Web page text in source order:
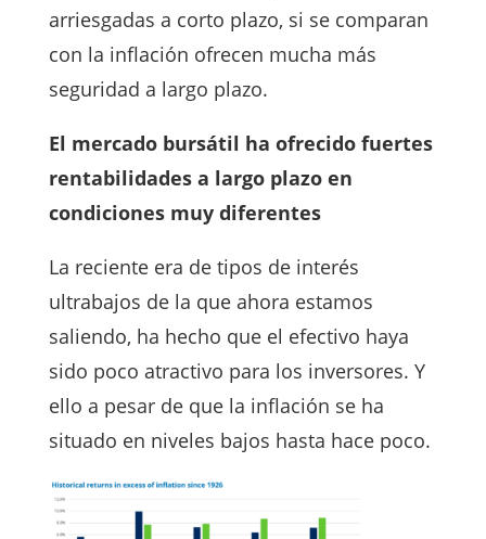
arriesgadas a corto plazo, si se comparan
con la inflación ofrecen mucha más
seguridad a largo plazo.
El mercado bursátil ha ofrecido fuertes
rentabilidades a largo plazo en
condiciones muy diferentes
La reciente era de tipos de interés
ultrabajos de la que ahora estamos
saliendo, ha hecho que el efectivo haya
sido poco atractivo para los inversores. Y
ello a pesar de que la inflación se ha
situado en niveles bajos hasta hace poco.